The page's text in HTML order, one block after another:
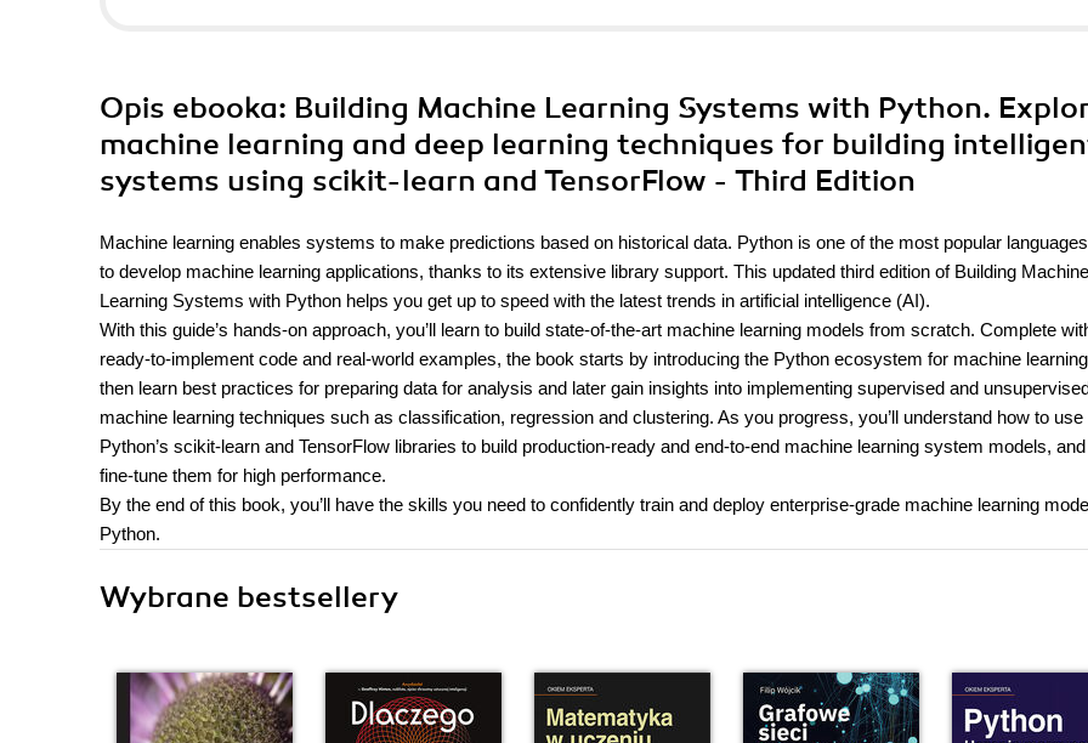
Opis ebooka: Building Machine Learning Systems with Python.
machine learning and deep learning techniques for building
systems using scikit-learn and TensorFlow - Third Edition
Machine learning enables systems to make predictions based on historical data. Python is one of the most popular
to develop machine learning applications, thanks to its extensive library support. This updated third edition of Building Machine
Learning Systems with Python helps you get up to speed with the latest trends in artificial intelligence (AI).
With this guide’s hands-on approach, you’ll learn to build state-of-the-art machine learning models from scratch. Complete
ready-to-implement code and real-world examples, the book starts by introducing the Python ecosystem for machine
then learn best practices for preparing data for analysis and later gain insights into implementing supervised and
machine learning techniques such as classification, regression and clustering. As you progress, you’ll understand how to use
Python’s scikit-learn and TensorFlow libraries to build production-ready and end-to-end machine learning system models,
fine-tune them for high performance.
By the end of this book, you’ll have the skills you need to confidently train and deploy enterprise-grade machine learning
Python.
Wybrane bestsellery